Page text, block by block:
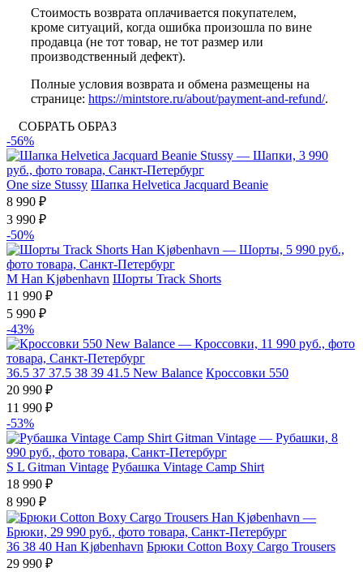
Стоимость возврата оплачивается покупателем,
кроме ситуаций, когда ошибка произошла по вине
продавца (не тот товар, не тот размер или
производственный дефект).
Полные условия возврата и обмена размещены на
странице: https://mintstore.ru/about/payment-and-refund/.
СОБРАТЬ ОБРАЗ
-56%
One size Stussy Шапка Helvetica Jacquard Beanie
8 990 ₽
3 990 ₽
-50%
M Han Kjøbenhavn Шорты Track Shorts
11 990 ₽
5 990 ₽
-43%
36.5 37 37.5 38 39 41.5 New Balance Кроссовки 550
20 990 ₽
11 990 ₽
-53%
S L Gitman Vintage Рубашка Vintage Camp Shirt
18 990 ₽
8 990 ₽
36 38 40 Han Kjøbenhavn Брюки Cotton Boxy Cargo Trousers
29 990 ₽